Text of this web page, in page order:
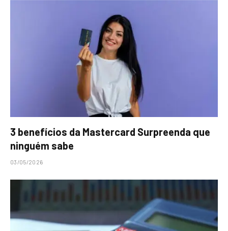
3 benefícios da Mastercard Surpreenda que
ninguém sabe
03/05/2026